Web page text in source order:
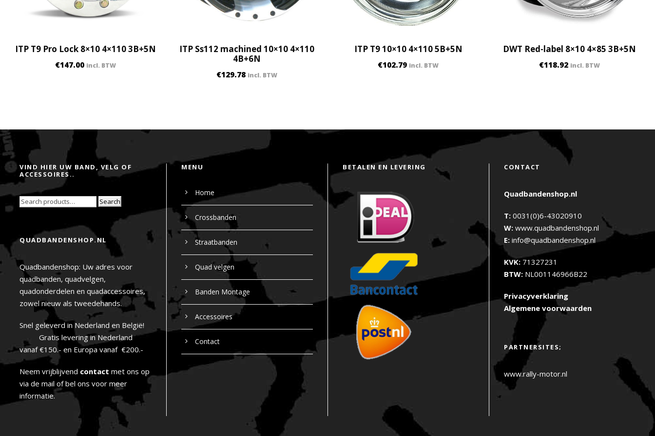
ITP T9 Pro Lock 8×10 4×110 3B+5N
€147.00 incl. BTW
ITP Ss112 machined 10×10 4×110
4B+6N
€129.78 incl. BTW
ITP T9 10×10 4×110 5B+5N
€102.79 incl. BTW
DWT Red-label 8×10 4×85 3B+5N
€118.92 incl. BTW
VIND HIER UW BAND, VELG OF
ACCESSOIRES..
Search
QUADBANDENSHOP.NL
Quadbandenshop: Uw adres voor
quadbanden, quadvelgen,
quadonderdelen en quadaccessoires,
zowel nieuw als tweedehands.
Snel geleverd in Nederland en België!
Gratis levering in Nederland
vanaf €150.- en Europa vanaf €200.-
Neem vrijblijvend contact met ons op
via de mail of bel ons voor meer
informatie.
MENU
Home
Crossbanden
Straatbanden
Quad velgen
Banden Montage
Accessoires
Contact
BETALEN EN LEVERING CONTACT
Quadbandenshop.nl
T: 0031(0)6-43020910
W: www.quadbandenshop.nl
E: info@quadbandenshop.nl
KVK: 71327231
BTW: NL001146966B22
Privacyverklaring
Algemene voorwaarden
PARTNERSITES;
www.rally-motor.nl